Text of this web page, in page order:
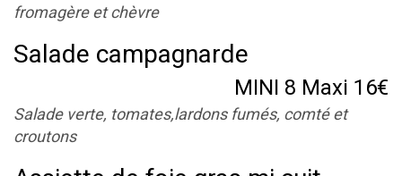
fromagère et chèvre
Salade campagnarde
MINI 8 Maxi 16€
Salade verte, tomates,lardons fumés, comté et
croutons